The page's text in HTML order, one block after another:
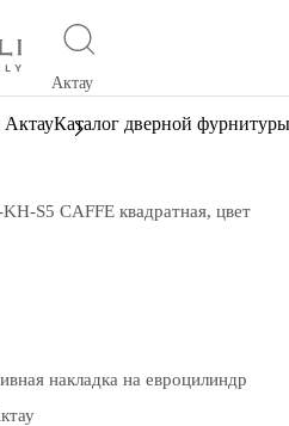
Актау
Каталог дверной фурнитуры
S5 CAFFE квадратная, цвет
накладка на евроцилиндр